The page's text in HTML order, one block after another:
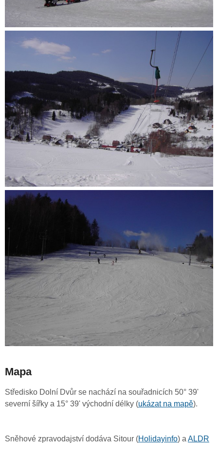
Mapa
Středisko Dolní Dvůr se nachází na souřadnicích 50° 39'
severní šířky a 15° 39' východní délky (ukázat na mapě).
Sněhové zpravodajství dodáva Sitour (Holidayinfo) a ALDR